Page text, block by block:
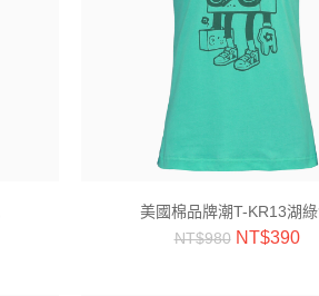
美國棉品牌潮T-KR13湖
NT$980 NT$390